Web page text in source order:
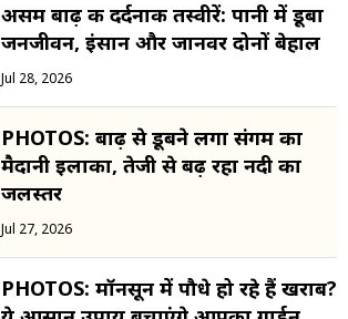
असम बाढ़ की दर्दनाक तस्वीरें: पानी में डूबा
जनजीवन, इंसान और जानवर दोनों बेहाल
Jul 28, 2026
PHOTOS: बाढ़ से डूबने लगा संगम का
मैदानी इलाका, तेजी से बढ़ रहा नदी का
जलस्तर
Jul 27, 2026
PHOTOS: मॉनसून में पौधे हो रहे हैं खराब?